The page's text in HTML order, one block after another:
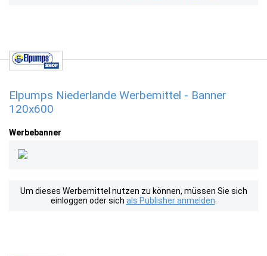
Elpumps Niederlande Werbemittel - Banner
120x600
Werbebanner
Um dieses Werbemittel nutzen zu können, müssen Sie sich
einloggen oder sich als Publisher anmelden